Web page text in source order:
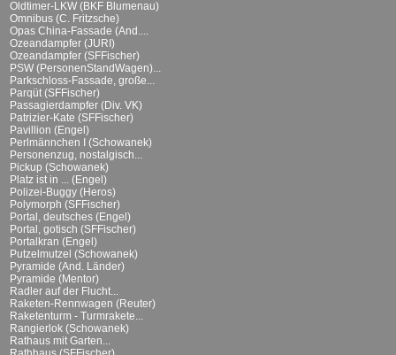
Oldtimer-LKW (BKF Blumenau)
Omnibus (C. Fritzsche)
Opas China-Fassade (And....
Ozeandampfer (JURI)
Ozeandampfer (SFFischer)
PSW (PersonenStandWagen)...
Parkschloss-Fassade, große...
Parqüt (SFFischer)
Passagierdampfer (Div. VK)
Patrizier-Kate (SFFischer)
Pavillion (Engel)
Perlmännchen I (Schowanek)
Personenzug, nostalgisch...
Pickup (Schowanek)
Platz ist in ... (Engel)
Polizei-Buggy (Heros)
Polymorph (SFFischer)
Portal, deutsches (Engel)
Portal, gotisch (SFFischer)
Portalkran (Engel)
Putzelmutzel (Schowanek)
Pyramide (And. Länder)
Pyramide (Mentor)
Radler auf der Flucht...
Raketen-Rennwagen (Reuter)
Raketenturm - Turmrakete...
Rangierlok (Schowanek)
Rathaus mit Garten...